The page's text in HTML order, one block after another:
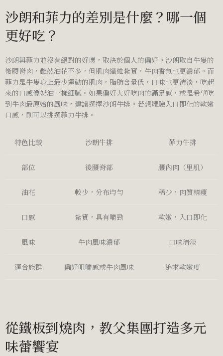
沙朗和菲力的差別是什麼？哪一個
更好吃？
沙朗與菲力並沒有絕對的好壞，取決於個人的偏好。沙朗取自牛隻的
後腰脊肉，雖然油花不多，但肌肉纖維紮實，牛肉香氣也更濃郁。而
菲力是牛隻身上最少運動的肌肉，脂肪含量低，口味也更清淡，吃起
來的口感像奶油一樣細膩。如果偏好大好吃肉的滿足感，或是希望吃
到牛肉最原始的風味，建議選擇沙朗牛排。若想體驗入口即化的軟嫩
口感，則可以挑選菲力牛排。
特色比較 沙朗牛排 菲力牛排
部位 後腰脊部 腰內肉（里肌）
油花 較少，分布均勻 稀少，肉質精瘦
口感 紮實，具有嚼勁 軟嫩，入口即化
風味 牛肉風味濃郁 口味清淡
適合族群 偏好咀嚼感或牛肉風味 追求軟嫩度
從鐵板到燒肉，教父集團打造多元
味蕾饗宴